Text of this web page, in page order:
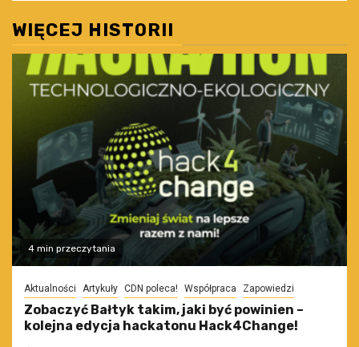
WIĘCEJ HISTORII
4 min przeczytania
Aktualności Artykuły CDN poleca! Współpraca Zapowiedzi
Zobaczyć Bałtyk takim, jaki być powinien –
kolejna edycja hackatonu Hack4Change!